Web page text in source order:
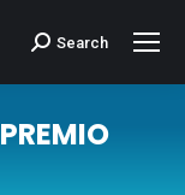
Cerca:Search
PREMIO